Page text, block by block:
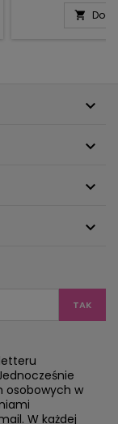
dekoltu, a




osobowych w
W każdej